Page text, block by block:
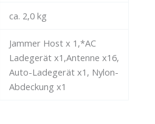
ca. 2,0 kg
Jammer Host x 1,*AC
Ladegerät x1,Antenne x16,
Auto-Ladegerät x1, Nylon-
Abdeckung x1